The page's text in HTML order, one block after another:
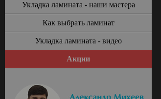
Укладка ламината - наши мастера
Как выбрать ламинат
Укладка ламината - видео
Акции